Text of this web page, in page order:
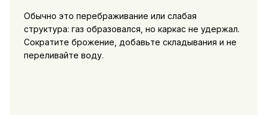
Обычно это перебраживание или слабая
структура: газ образовался, но каркас не удержал.
Сократите брожение, добавьте складывания и не
переливайте воду.